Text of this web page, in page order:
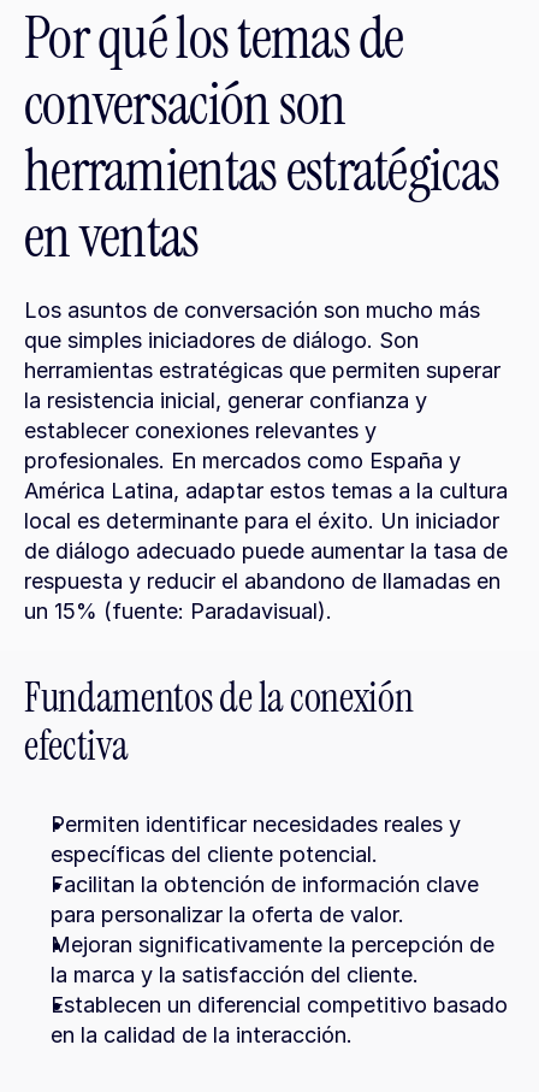
Por qué los temas de
conversación son
herramientas estratégicas
en ventas
Los asuntos de conversación son mucho más
que simples iniciadores de diálogo. Son
herramientas estratégicas que permiten superar
la resistencia inicial, generar confianza y
establecer conexiones relevantes y
profesionales. En mercados como España y
América Latina, adaptar estos temas a la cultura
local es determinante para el éxito. Un iniciador
de diálogo adecuado puede aumentar la tasa de
respuesta y reducir el abandono de llamadas en
un 15% (fuente: Paradavisual).
Fundamentos de la conexión
efectiva
Permiten identificar necesidades reales y
específicas del cliente potencial.
Facilitan la obtención de información clave
para personalizar la oferta de valor.
Mejoran significativamente la percepción de
la marca y la satisfacción del cliente.
Establecen un diferencial competitivo basado
en la calidad de la interacción.